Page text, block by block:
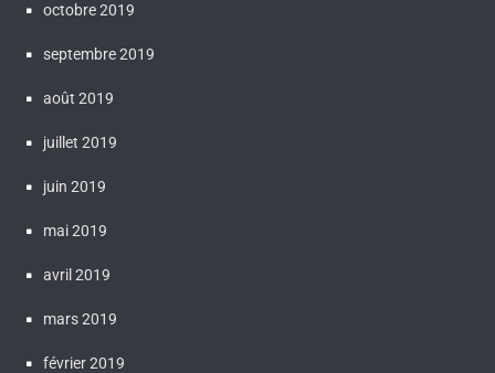
octobre 2019
septembre 2019
août 2019
juillet 2019
juin 2019
mai 2019
avril 2019
mars 2019
février 2019